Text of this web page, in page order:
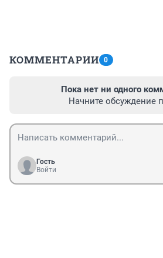
КОММЕНТАРИИ 0
Пока нет ни одного
Начните обсуждение
Гость
Войти